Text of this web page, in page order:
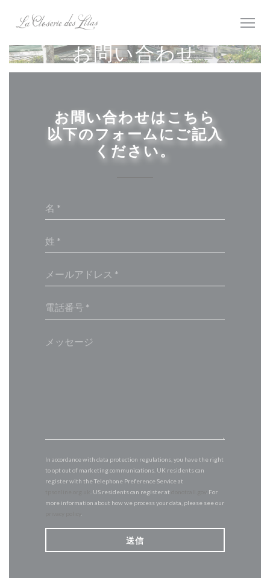
お問い合わせ
お問い合わせはこちら
以下のフォームにご記入
ください。
In accordance with data protection regulations, you have the right
to opt out of marketing communications. UK residents can
register with the Telephone Preference Service at
. US residents can register at
. For
more information about how we process your data, please see our